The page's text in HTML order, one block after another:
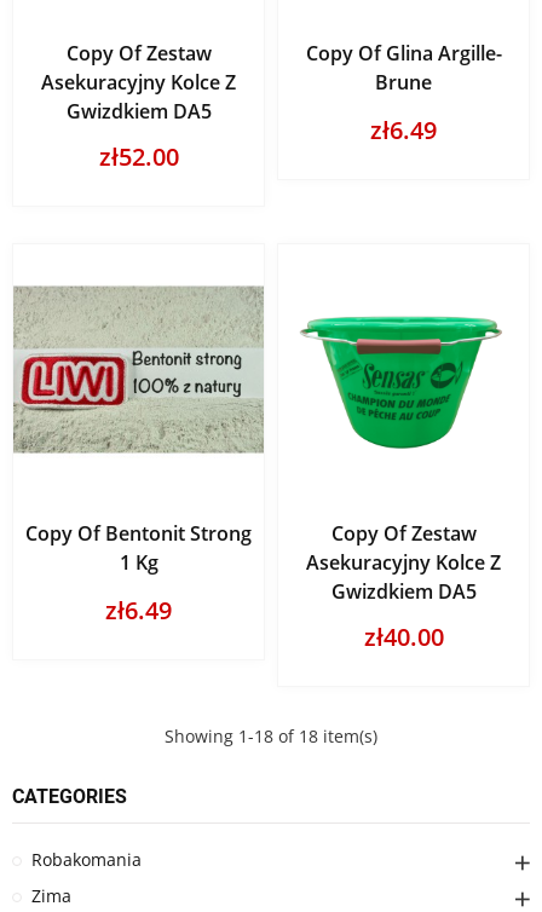
Copy Of Zestaw
Asekuracyjny Kolce Z
Gwizdkiem DA5
zł52.00
Copy Of Glina Argille-
Brune
zł6.49
Copy Of Bentonit Strong
1 Kg
zł6.49
Copy Of Zestaw
Asekuracyjny Kolce Z
Gwizdkiem DA5
zł40.00
Showing 1-18 of 18 item(s)
CATEGORIES
Robakomania
Zima